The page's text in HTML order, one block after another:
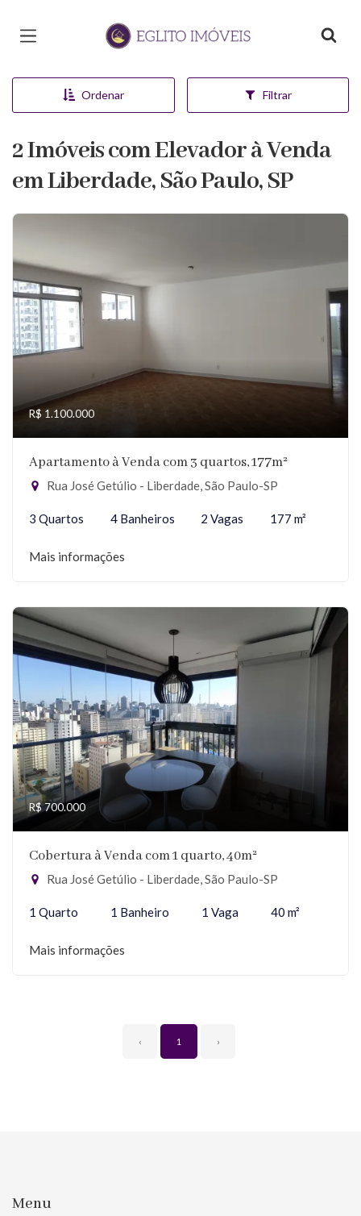
Página inicial
Ordenar Filtrar
2 Imóveis com Elevador à Venda
em Liberdade, São Paulo, SP
R$ 1.100.000
Apartamento à Venda com 3 quartos, 177m²
Rua José Getúlio - Liberdade, São Paulo-SP
3 Quartos 4 Banheiros 2 Vagas 177 m²
Mais informações
R$ 700.000
Cobertura à Venda com 1 quarto, 40m²
Rua José Getúlio - Liberdade, São Paulo-SP
1 Quarto 1 Banheiro 1 Vaga 40 m²
Mais informações
‹ 1 ›
Menu